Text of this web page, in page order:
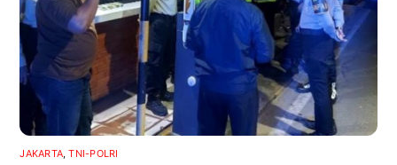
JAKARTA,TNI-POLRI